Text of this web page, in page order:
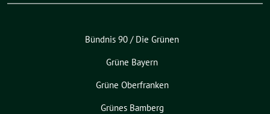
Bündnis 90 / Die Grünen
Grüne Bayern
Grüne Oberfranken
Grünes Bamberg